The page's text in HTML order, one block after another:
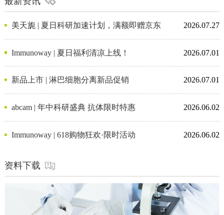
美天旎 | 夏日科研加速计划，满额即赠京东
卡
2026.07.27
Immunoway | 夏日福利清凉上线！ 2026.07.01
新品上市 | 淋巴细胞分离新品促销 2026.07.01
abcam | 年中科研盛典 抗体限时特惠 2026.06.02
Immunoway | 618购物狂欢·限时活动 2026.06.02
资料下载